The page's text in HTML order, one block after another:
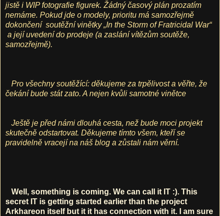
jistě i WIP fotografie figurek. Žádný časový plán prozatím
nemáme. Pokud jde o modely, prioritu má samozřejmě
dokončení soutěžní vinětky „In the Storm of Fratricidal War“
a její uvedení do prodeje (a zaslání vítězům soutěže,
samozřejmě).
Pro všechny soutěžící: děkujeme za trpělivost a věřte, že
čekání bude stát zato. A nejen kvůli samotné vinětce
Ještě je před námi dlouhá cesta, než bude moci projekt
skutečně odstartovat. Děkujeme tímto všem, kteří se
pravidelně vracejí na náš blog a zůstali nám věrní.
Well, something is coming. We can call it IT :). This
secret IT is getting started earlier than the project
Arkhareon itself but it it has connection with it. I am sure